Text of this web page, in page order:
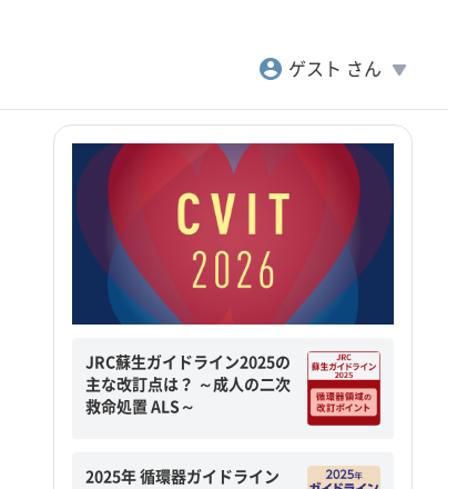
account_circle ゲスト さん play_arrow
JRC蘇生ガイドライン2025の
主な改訂点は？ ～成人の二次
救命処置 ALS～
2025年 循環器ガイドライン